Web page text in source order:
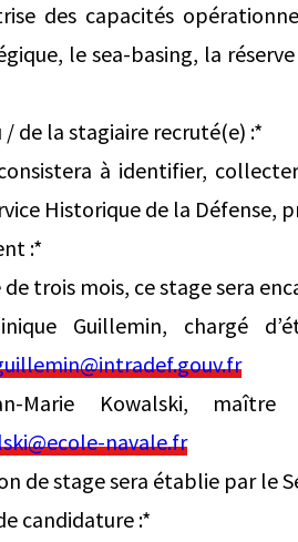
des capacités
le sea-basing, la
/ de la stagiaire recruté(e) :*
à identifier,
Historique de la Défense,
:*
de trois mois, ce stage sera
Guillemin, chargé
Marie Kowalski,
navale.fr
de stage sera établie par le
candidature :*